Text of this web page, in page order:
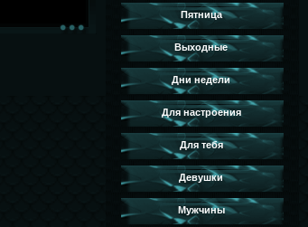
Пятница
Выходные
Дни недели
Для настроения
Для тебя
Девушки
Мужчины